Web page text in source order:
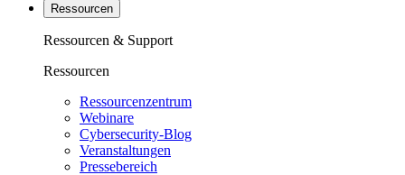
Ressourcen
Ressourcen & Support
Ressourcen
Ressourcenzentrum
Webinare
Cybersecurity-Blog
Veranstaltungen
Pressebereich